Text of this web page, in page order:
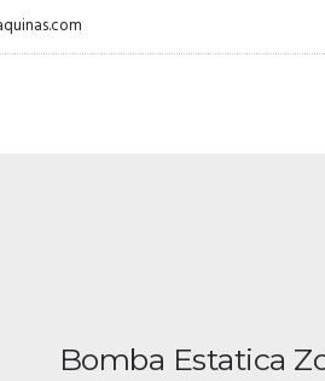
Bomba Estatica